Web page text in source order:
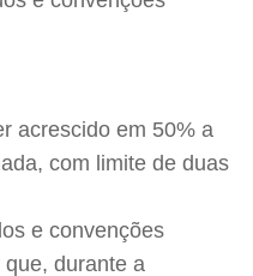
acrescido em 50% a
com limite de duas
e convenções
durante a